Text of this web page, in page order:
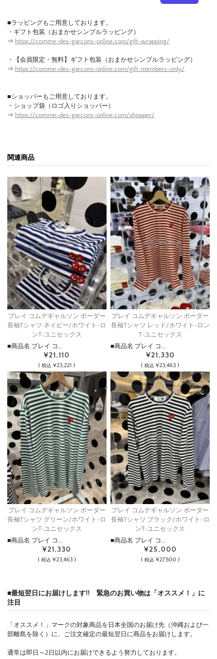
■ラッピングもご用意しております。
・ギフト包装（おまかせシンプルラッピング）
⇒ https://comme-des-garcons-online.com/gift-wrapping/
・【会員限定・無料】ギフト包装（おまかせシンプルラッピング）
⇒ https://comme-des-garcons-online.com/gift-members-only/
■ショッパーもご用意しております。
・ショップ袋（ロゴ入りショッパー）
⇒ https://comme-des-garcons-online.com/shopper/
関連商品
プレイ コムデギャルソン ボーダー
長袖Tシャツ ネイビー/ホワイト-ロ
ンT-ユニセックス
■商品名 プレイ コ…
¥21,110
(税込 ¥23,221 )
プレイ コムデギャルソン ボーダー
長袖Tシャツ レッド/ホワイト-ロン
T-ユニセックス
■商品名 プレイ コ…
¥21,330
(税込 ¥23,463 )
プレイ コムデギャルソン ボーダー
長袖Tシャツ グリーン/ホワイト-ロ
ンT-ユニセックス
■商品名 プレイ コ…
¥21,330
( 税込 ¥23,463 )
プレイ コムデギャルソン ボーダー
長袖Tシャツ ブラック/ホワイト-ロ
ンT-ユニセックス
■商品名 プレイ コ…
¥25,000
( 税込 ¥27,500 )
■最短翌日にお届けします!! 緊急のお買い物は「オススメ！」に
注目
「オススメ！」マークの対象商品を日本全国のお届け先（沖縄および一
部離島を除く）に、ご注文確定の最短翌日に商品をお届けします。
通常は即日～2日以内にお届けできるよう努力しております。